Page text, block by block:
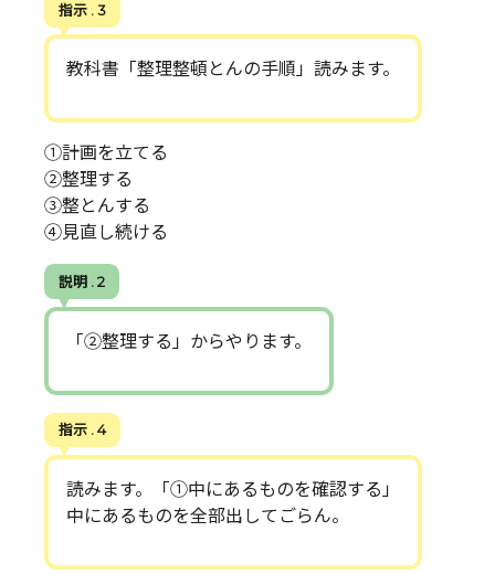
指示 . 3
教科書「整理整頓とんの手順」読みます。
①計画を立てる
②整理する
③整とんする
④見直し続ける
説明 . 2
「②整理する」からやります。
指示 . 4
読みます。「①中にあるものを確認する」
中にあるものを全部出してごらん。